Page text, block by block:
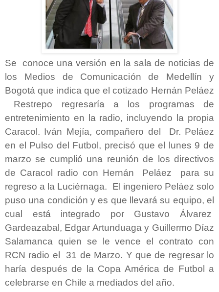
Se conoce una versión en la sala de noticias de
los Medios de Comunicación de Medellín y
Bogotá que indica que el cotizado Hernán Peláez
Restrepo regresaría a los programas de
entretenimiento en la radio, incluyendo la propia
Caracol. Iván Mejía, compañero del Dr. Peláez
en el Pulso del Futbol, precisó que el lunes 9 de
marzo se cumplió una reunión de los directivos
de Caracol radio con Hernán Peláez para su
regreso a la Luciérnaga. El ingeniero Peláez solo
puso una condición y es que llevará su equipo, el
cual está integrado por Gustavo Álvarez
Gardeazabal, Edgar Artunduaga y Guillermo Díaz
Salamanca quien se le vence el contrato con
RCN radio el 31 de Marzo. Y que de regresar lo
haría después de la Copa América de Futbol a
celebrarse en Chile a mediados del año.